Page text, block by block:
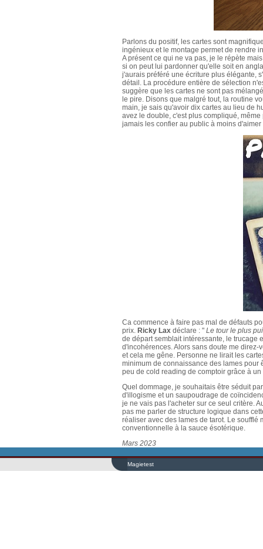
Parlons du positif, les cartes sont
ingénieux et le montage permet de rendre
A présent ce qui ne va pas, je le répète
si on peut lui pardonner qu'elle soit en
j'aurais préféré une écriture plus élégante,
détail. La procédure entière de sélection
suggère que les cartes ne sont pas
le pire. Disons que malgré tout, la routine
main, je sais qu'avoir dix cartes au lieu de
avez le double, c'est plus compliqué,
jamais les confier au public à moins
Ca commence à faire pas mal de défauts
prix. Ricky Lax déclare : " Le tour le plus
de départ semblait intéressante, le trucage
d'incohérences. Alors sans doute me
et cela me gêne. Personne ne lirait les
minimum de connaissance des lames pour
peu de cold reading de comptoir grâce à
Quel dommage, je souhaitais être séduit
d'illogisme et un saupoudrage de
je ne vais pas l'acheter sur ce seul critère.
pas me parler de structure logique dans
réaliser avec des lames de tarot. Le soufflé
conventionnelle à la sauce ésotérique.
Mars 2023
Magietest